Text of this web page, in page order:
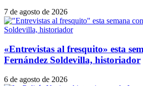
7 de agosto de 2026
«Entrevistas al fresquito» esta
Fernández Soldevilla, historiador
6 de agosto de 2026